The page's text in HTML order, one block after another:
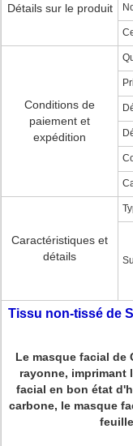
Détails sur le produit
Conditions de
paiement et
expédition
Caractéristiques et
détails
Tissu non-tissé de
Le masque facial de
rayonne, imprimant
facial en bon état
carbone, le masque